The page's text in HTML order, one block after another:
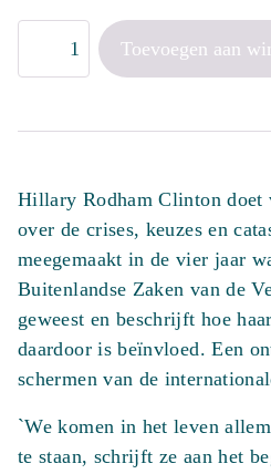
Toevoegen aan
Hillary Rodham Clinton doet
over de crises, keuzes en
meegemaakt in de vier jaar
Buitenlandse Zaken van de
geweest en beschrijft hoe
daardoor is beïnvloed. Een
schermen van de
`We komen in het leven
te staan, schrijft ze aan het